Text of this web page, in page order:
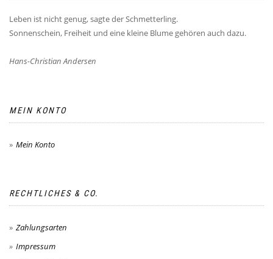
Leben ist nicht genug, sagte der Schmetterling.
Sonnenschein, Freiheit und eine kleine Blume gehören auch dazu.
Hans-Christian Andersen
MEIN KONTO
Mein Konto
RECHTLICHES & CO.
Zahlungsarten
Impressum